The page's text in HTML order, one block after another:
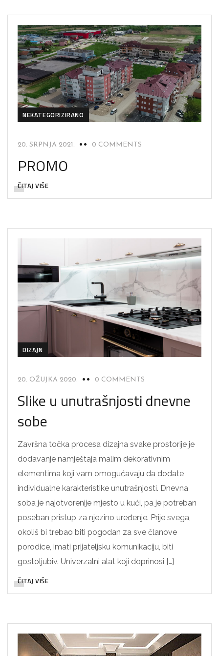
NEKATEGORIZIRANO
20. SRPNJA 2021. 0 COMMENTS
PROMO
ČITAJ VIŠE
DIZAJN
20. OŽUJKA 2020. 0 COMMENTS
Slike u unutrašnjosti dnevne
sobe
Završna točka procesa dizajna svake prostorije je
dodavanje namještaja malim dekorativnim
elementima koji vam omogućavaju da dodate
individualne karakteristike unutrašnjosti. Dnevna
soba je najotvorenije mjesto u kući, pa je potreban
poseban pristup za njezino uređenje. Prije svega,
okoliš bi trebao biti pogodan za sve članove
porodice, imati prijateljsku komunikaciju, biti
gostoljubiv. Univerzalni alat koji doprinosi […]
ČITAJ VIŠE